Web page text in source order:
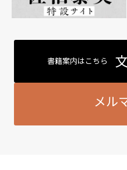
書籍案内はこちら
メル